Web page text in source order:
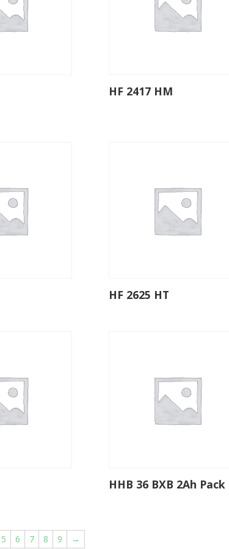
HF 2417 HM
HF 2625 HT
HHB 36 BXB 2Ah Pack
5 6 7 8 9 →